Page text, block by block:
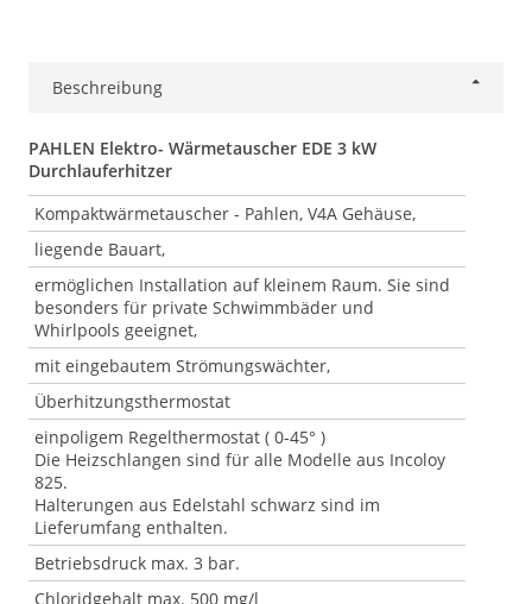
Beschreibung
PAHLEN Elektro- Wärmetauscher EDE 3 kW
Durchlauferhitzer
Kompaktwärmetauscher - Pahlen, V4A Gehäuse,
liegende Bauart,
ermöglichen Installation auf kleinem Raum. Sie sind
besonders für private Schwimmbäder und
Whirlpools geeignet,
mit eingebautem Strömungswächter,
Überhitzungsthermostat
einpoligem Regelthermostat ( 0-45° )
Die Heizschlangen sind für alle Modelle aus Incoloy
825.
Halterungen aus Edelstahl schwarz sind im
Lieferumfang enthalten.
Betriebsdruck max. 3 bar.
Chloridgehalt max. 500 mg/l